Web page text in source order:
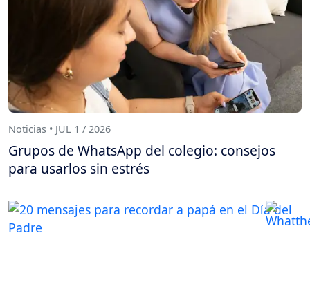
Noticias • JUL 1 / 2026
Grupos de WhatsApp del colegio: consejos
para usarlos sin estrés